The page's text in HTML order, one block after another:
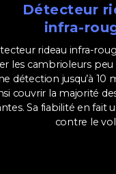
Détecteur
infra-
rideau infra-
les cambrioleurs peu
détection jusqu’à 10
couvrir la majorité
Sa fiabilité en
contre le